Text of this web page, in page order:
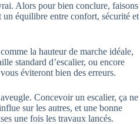
Alors pour bien conclure, faisons
un équilibre entre confort, sécurité et
la hauteur de marche idéale,
standard d’escalier, ou encore
éviteront bien des erreurs.
Concevoir un escalier, ça ne
sur les autres, et une bonne
une fois les travaux lancés.